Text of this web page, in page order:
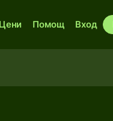
Цени Помощ Вход